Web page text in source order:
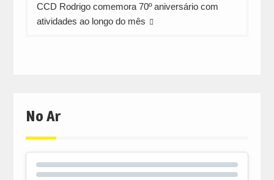
CCD Rodrigo comemora 70º aniversário com
atividades ao longo do mês
No Ar